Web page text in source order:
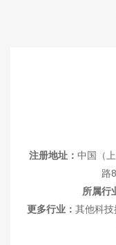
注册地址： 中国（
路
所属行
更多行业： 其他科